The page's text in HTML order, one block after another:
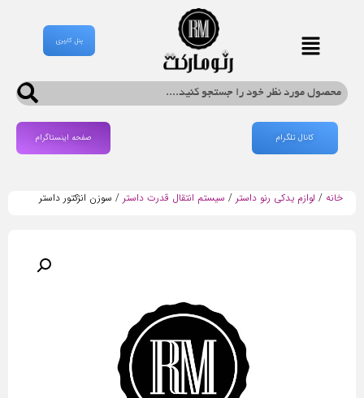
پنل کاربری
کانال تلگرام صفحه اینستاگرام
خانه / لوازم یدکی رنو داستر / سیستم انتقال قدرت داستر / سوزن انژکتور داستر